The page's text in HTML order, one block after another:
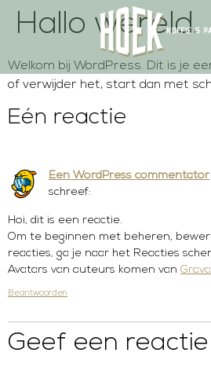
Hallo wereld.
Welkom bij WordPress. Dit is je
of verwijder het, start dan met
Eén reactie
Een WordPress commentator
schreef:
Hoi, dit is een reactie.
Om te beginnen met beheren,
reacties, ga je naar het Reacties
Avatars van auteurs komen van
Beantwoorden
Geef een reactie